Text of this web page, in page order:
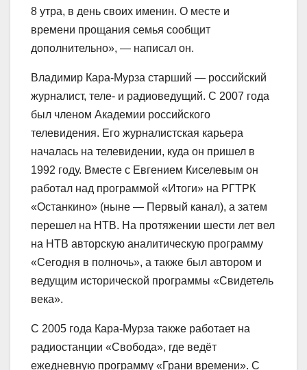
8 утра, в день своих именин. О месте и
времени прощания семья сообщит
дополнительно», — написал он.
Владимир Кара-Мурза старший — российский
журналист, теле- и радиоведущий. С 2007 года
был членом Академии российского
телевидения. Его журналистская карьера
началась на телевидении, куда он пришел в
1992 году. Вместе с Евгением Киселевым он
работал над программой «Итоги» на РГТРК
«Останкино» (ныне — Первый канал), а затем
перешел на НТВ. На протяжении шести лет вел
на НТВ авторскую аналитическую программу
«Сегодня в полночь», а также был автором и
ведущим исторической программы «Свидетель
века».
С 2005 года Кара-Мурза также работает на
радиостанции «Свобода», где ведёт
ежедневную программу «Грани времени». С